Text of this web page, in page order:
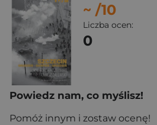
~ /10
Liczba ocen:
0
Powiedz nam, co myślisz!
Pomóż innym i zostaw ocenę!